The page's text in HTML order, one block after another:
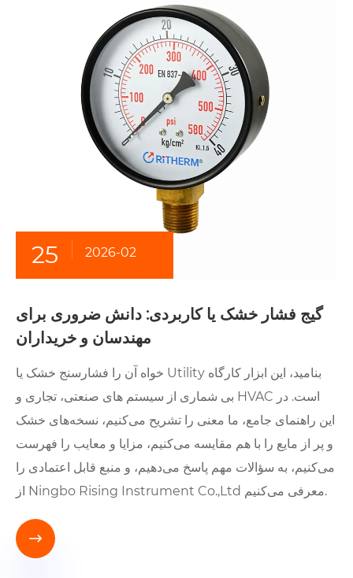
25 2026-02
گیج فشار خشک یا کاربردی: دانش ضروری برای
مهندسان و خریداران
خواه آن را فشارسنج خشک یا Utility بنامید، این ابزار کارگاه
بی شماری از سیستم های صنعتی، تجاری و HVAC است. در
این راهنمای جامع، ما معنی را تشریح می‌کنیم، نسخه‌های خشک
و پر از مایع را با هم مقایسه می‌کنیم، مزایا و معایب را فهرست
می‌کنیم، به سؤالات مهم پاسخ می‌دهیم، و منبع قابل اعتمادی را
از Ningbo Rising Instrument Co.,Ltd معرفی می‌کنیم.
